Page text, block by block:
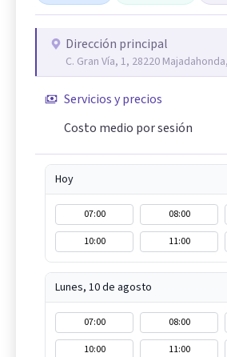
Dirección principal
C. Gran Vía, 1, 28220
Servicios y precios
Costo medio por sesión
Hoy
07:00 08:00
10:00
11:00
Lunes, 10 de agosto
07:00 08:00
10:00
11:00